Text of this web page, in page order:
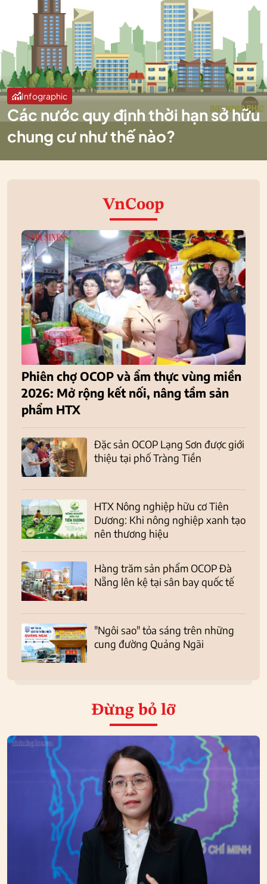
Infographic
Các nước quy định thời hạn sở hữu
chung cư như thế nào?
VnCoop
Phiên chợ OCOP và ẩm thực vùng miền
2026: Mở rộng kết nối, nâng tầm sản
phẩm HTX
Đặc sản OCOP Lạng Sơn được giới
thiệu tại phố Tràng Tiền
HTX Nông nghiệp hữu cơ Tiên
Dương: Khi nông nghiệp xanh tạo
nên thương hiệu
Hàng trăm sản phẩm OCOP Đà
Nẵng lên kệ tại sân bay quốc tế
"Ngôi sao" tỏa sáng trên những
cung đường Quảng Ngãi
Đừng bỏ lỡ